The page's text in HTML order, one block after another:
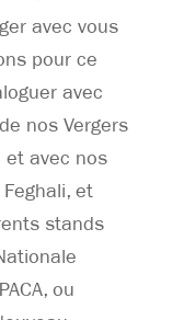
avec vous
pour ce
avec
nos Vergers
et avec nos
et
stands
ou